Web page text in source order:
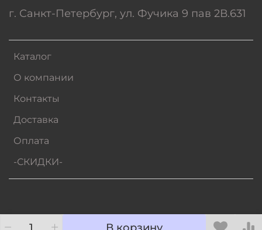
Каталог
О компании
Контакты
Доставка
Оплата
-СКИДКИ-
г. Санкт-Петербург, ул. Фучика 9 пав 2В.631